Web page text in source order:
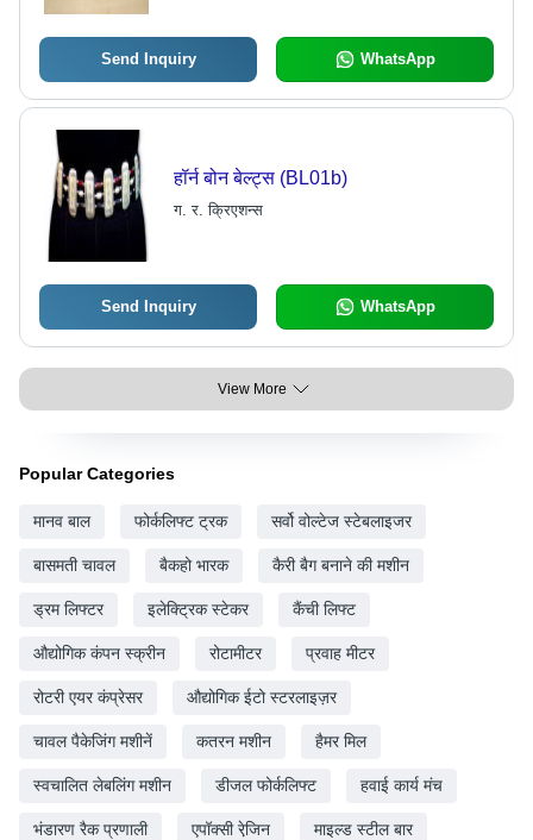
Send Inquiry WhatsApp
हॉर्न बोन बेल्ट्स (BL01b)
ग. र. क्रिएशन्स
Send Inquiry WhatsApp
View More
Popular Categories
मानव बाल फोर्कलिफ्ट ट्रक सर्वो वोल्टेज स्टेबलाइजर
बासमती चावल बैकहो भारक कैरी बैग बनाने की मशीन
ड्रम लिफ्टर इलेक्ट्रिक स्टेकर कैंची लिफ्ट
औद्योगिक कंपन स्क्रीन रोटामीटर प्रवाह मीटर
रोटरी एयर कंप्रेसर औद्योगिक ईटो स्टरलाइज़र
चावल पैकेजिंग मशीनें कतरन मशीन हैमर मिल
स्वचालित लेबलिंग मशीन डीजल फोर्कलिफ्ट हवाई कार्य मंच
भंडारण रैक प्रणाली एपॉक्सी रेजि़न माइल्ड स्टील बार